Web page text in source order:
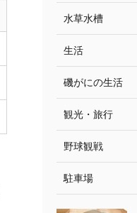
水草水槽
生活
磯がにの生活
観光・旅行
野球観戦
駐車場